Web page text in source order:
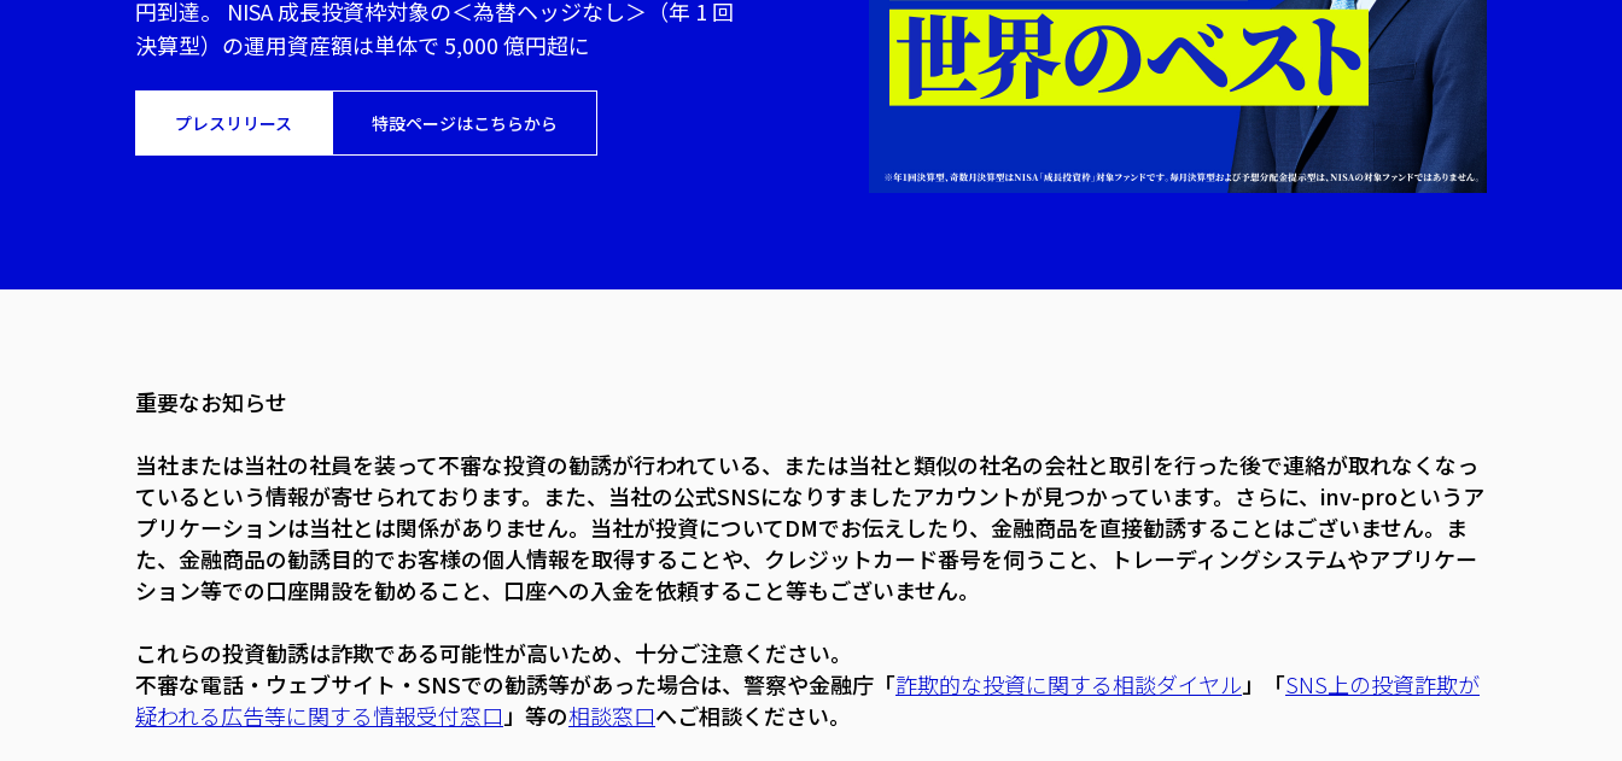
円到達。 NISA 成長投資枠対象の＜為替ヘッジなし＞（年 1 回
決算型）の運用資産額は単体で 5,000 億円超に
プレスリリース 特設ページはこちらから
重要なお知らせ
当社または当社の社員を装って不審な投資の勧誘が行われている、または当社と類似の社名の会社と取引を行った後で連絡が取れなくなっ
ているという情報が寄せられております。また、当社の公式SNSになりすましたアカウントが見つかっています。さらに、inv-proというア
プリケーションは当社とは関係がありません。当社が投資についてDMでお伝えしたり、金融商品を直接勧誘することはございません。ま
た、金融商品の勧誘目的でお客様の個人情報を取得することや、クレジットカード番号を伺うこと、トレーディングシステムやアプリケー
ション等での口座開設を勧めること、口座への入金を依頼すること等もございません。
これらの投資勧誘は詐欺である可能性が高いため、十分ご注意ください。
不審な電話・ウェブサイト・SNSでの勧誘等があった場合は、警察や金融庁「詐欺的な投資に関する相談ダイヤル 」「SNS上の投資詐欺が
疑われる広告等に関する情報受付窓口 」等の相談窓口へご相談ください。